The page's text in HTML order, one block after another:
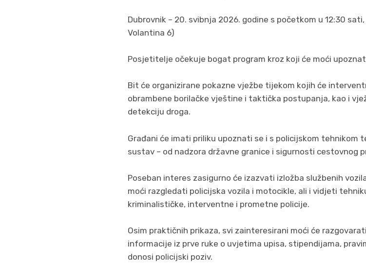
Dubrovnik – 20. svibnja 2026. godine s početkom u 12:30
Volantina 6)
Posjetitelje očekuje bogat program kroz koji će moći
Bit će organizirane pokazne vježbe tijekom kojih će
obrambene borilačke vještine i taktička postupanja, kao i
detekciju droga.
Građani će imati priliku upoznati se i s policijskom tehnikom
sustav – od nadzora državne granice i sigurnosti cestovnog
Poseban interes zasigurno će izazvati izložba službenih
moći razgledati policijska vozila i motocikle, ali i vidjeti
kriminalističke, interventne i prometne policije.
Osim praktičnih prikaza, svi zainteresirani moći će
informacije iz prve ruke o uvjetima upisa, stipendijama,
donosi policijski poziv.